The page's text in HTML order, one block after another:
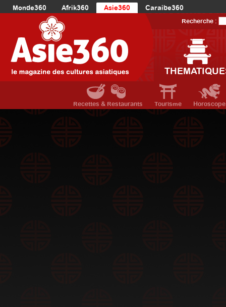
Monde360 Afrik360 Asie360
Caraibe360
Europe360
AmériqueDuNord360
Océanie360
Recherche :
Recettes & Restaurants Tourisme Horoscope